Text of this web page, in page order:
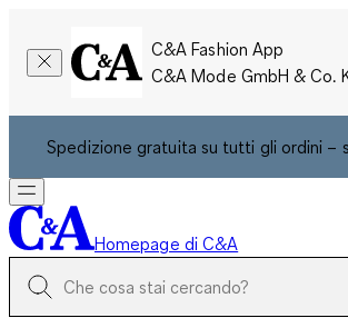
C&A Fashion App
C&A Mode GmbH & Co.
Spedizione gratuita su tutti gli ordini –
Homepage di C&A